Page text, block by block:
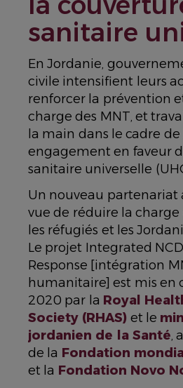
sanitaire
En Jordanie,
civile intensifient leurs
renforcer la prévention
charge des MNT, et
la main dans le cadre
engagement en faveur
sanitaire universelle
Un nouveau partenariat
vue de réduire la charge
les réfugiés et les
Le projet Integrated
Response [intégration
humanitaire] est mis en
2020 par la Royal
Society (RHAS) et le
jordanien de la Santé,
de la Fondation
et la Fondation Novo